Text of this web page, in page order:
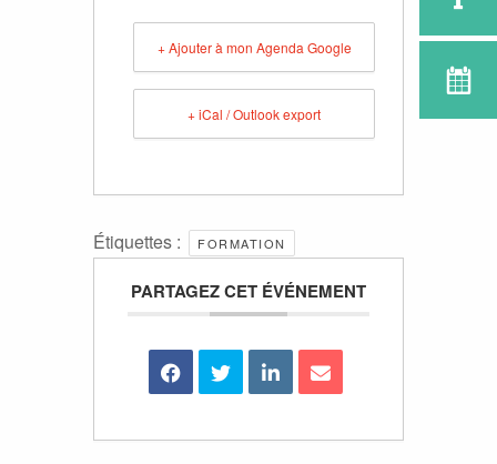
+ Ajouter à mon Agenda Google
+ iCal / Outlook export
Étiquettes : FORMATION
PARTAGEZ CET ÉVÉNEMENT